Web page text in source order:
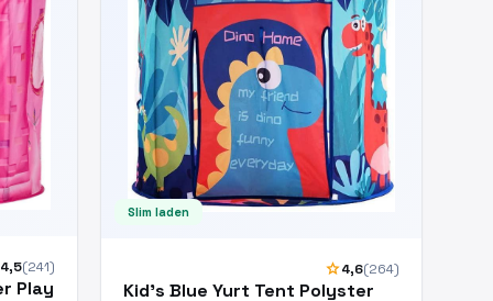
4,5(241)
Play
Slim laden
star4,6(264)
Kid's Blue Yurt Tent Polyster